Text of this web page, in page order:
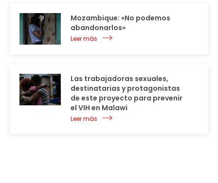
Mozambique: «No podemos
abandonarlos»
Leer más
Las trabajadoras sexuales,
destinatarias y protagonistas
de este proyecto para prevenir
el VIH en Malawi
Leer más